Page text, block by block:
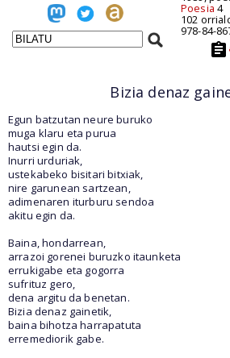
Poesia 4
102
978-84-
Bizia denaz
Egun batzutan neure buruko
muga klaru eta purua
hautsi egin da.
Inurri urduriak,
ustekabeko bisitari bitxiak,
nire garunean sartzean,
adimenaren iturburu sendoa
akitu egin da.
Baina, hondarrean,
arrazoi gorenei buruzko itaunketa
errukigabe eta gogorra
sufrituz gero,
dena argitu da benetan.
Bizia denaz gainetik,
baina bihotza harrapatuta
erremediorik gabe.